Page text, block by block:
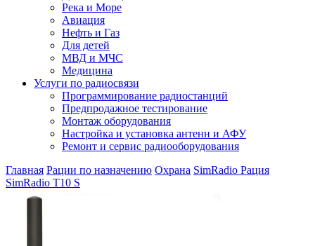
Река и Море
Авиация
Нефть и Газ
Для детей
МВД и МЧС
Медицина
Услуги по радиосвязи
Программирование радиостанций
Предпродажное тестирование
Монтаж оборудования
Настройка и установка антенн и АФУ
Ремонт и сервис радиооборудования
Главная Рации по назначению Охрана SimRadio Рация
SimRadio T10 S